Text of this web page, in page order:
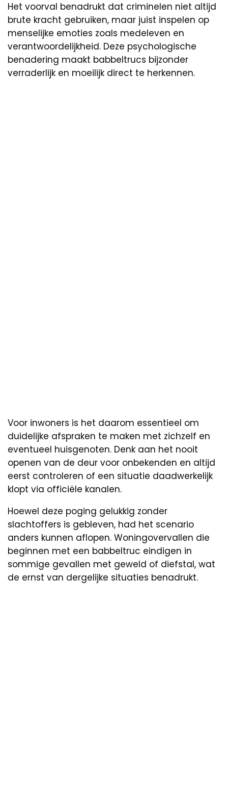
Het voorval benadrukt dat criminelen niet altijd
brute kracht gebruiken, maar juist inspelen op
menselijke emoties zoals medeleven en
verantwoordelijkheid. Deze psychologische
benadering maakt babbeltrucs bijzonder
verraderlijk en moeilijk direct te herkennen.
Voor inwoners is het daarom essentieel om
duidelijke afspraken te maken met zichzelf en
eventueel huisgenoten. Denk aan het nooit
openen van de deur voor onbekenden en altijd
eerst controleren of een situatie daadwerkelijk
klopt via officiële kanalen.
Hoewel deze poging gelukkig zonder
slachtoffers is gebleven, had het scenario
anders kunnen aflopen. Woningovervallen die
beginnen met een babbeltruc eindigen in
sommige gevallen met geweld of diefstal, wat
de ernst van dergelijke situaties benadrukt.